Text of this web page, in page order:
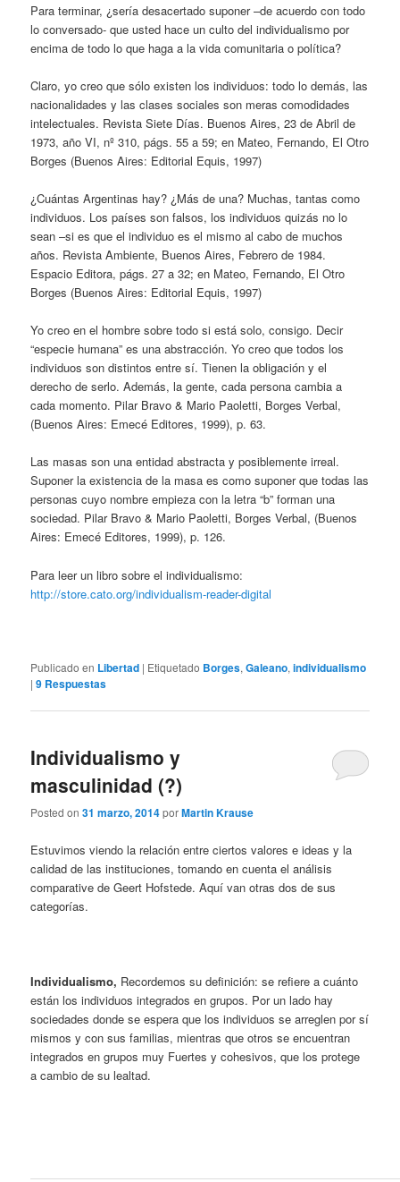
Para terminar, ¿sería desacertado suponer –de acuerdo con todo
lo conversado- que usted hace un culto del individualismo por
encima de todo lo que haga a la vida comunitaria o política?
Claro, yo creo que sólo existen los individuos: todo lo demás, las
nacionalidades y las clases sociales son meras comodidades
intelectuales. Revista Siete Días. Buenos Aires, 23 de Abril de
1973, año VI, nº 310, págs. 55 a 59; en Mateo, Fernando, El Otro
Borges (Buenos Aires: Editorial Equis, 1997)
¿Cuántas Argentinas hay? ¿Más de una? Muchas, tantas como
individuos. Los países son falsos, los individuos quizás no lo
sean –si es que el individuo es el mismo al cabo de muchos
años. Revista Ambiente, Buenos Aires, Febrero de 1984.
Espacio Editora, págs. 27 a 32; en Mateo, Fernando, El Otro
Borges (Buenos Aires: Editorial Equis, 1997)
Yo creo en el hombre sobre todo si está solo, consigo. Decir
“especie humana” es una abstracción. Yo creo que todos los
individuos son distintos entre sí. Tienen la obligación y el
derecho de serlo. Además, la gente, cada persona cambia a
cada momento. Pilar Bravo & Mario Paoletti, Borges Verbal,
(Buenos Aires: Emecé Editores, 1999), p. 63.
Las masas son una entidad abstracta y posiblemente irreal.
Suponer la existencia de la masa es como suponer que todas las
personas cuyo nombre empieza con la letra “b” forman una
sociedad. Pilar Bravo & Mario Paoletti, Borges Verbal, (Buenos
Aires: Emecé Editores, 1999), p. 126.
Para leer un libro sobre el individualismo:
http://store.cato.org/individualism-reader-digital
Publicado en Libertad | Etiquetado Borges,Galeano,individualismo
|9 Respuestas
Individualismo y
masculinidad (?)
Posted on31 marzo, 2014porMartin Krause
Estuvimos viendo la relación entre ciertos valores e ideas y la
calidad de las instituciones, tomando en cuenta el análisis
comparative de Geert Hofstede. Aquí van otras dos de sus
categorías.
Individualismo, Recordemos su definición: se refiere a cuánto
están los individuos integrados en grupos. Por un lado hay
sociedades donde se espera que los individuos se arreglen por sí
mismos y con sus familias, mientras que otros se encuentran
integrados en grupos muy Fuertes y cohesivos, que los protege
a cambio de su lealtad.